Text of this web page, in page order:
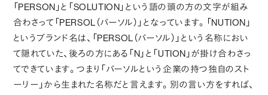
「PERSON」と「SOLUTION」という語の頭の方の文字が組み
合わさって「PERSOL（パーソル）」となっています。「NUTION」
というブランド名は、「PERSOL（パーソル）」という名称におい
て隠れていた、後ろの方にある「N」と「UTION」が掛け合わさっ
てできています。つまり「パーソルという企業の持つ独自のスト
ーリー」から生まれた名称だと言えます。別の言い方をすれば、